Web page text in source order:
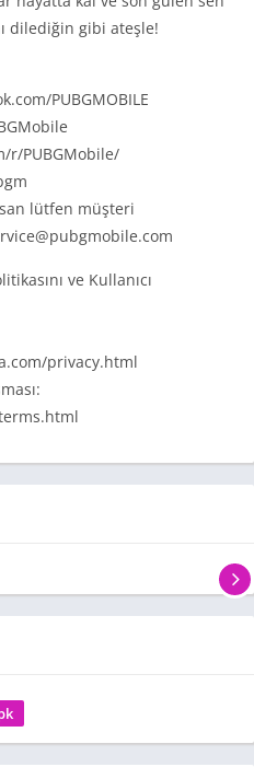
dilediğin gibi ateşle!
PUBGMOBILE
r/PUBGMobile/
lütfen müşteri
ve Kullanıcı
privacy.html